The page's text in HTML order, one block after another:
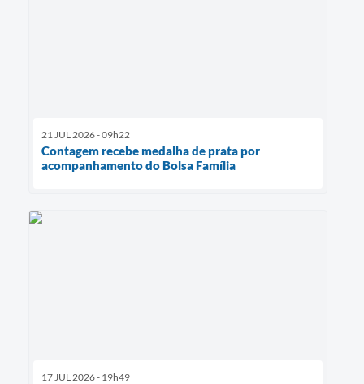
21 JUL 2026 - 09h22
Contagem recebe medalha de prata por
acompanhamento do Bolsa Família
17 JUL 2026 - 19h49